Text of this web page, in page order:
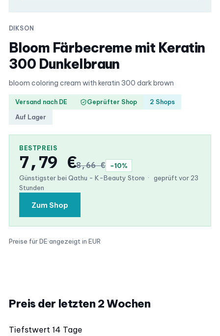
DIKSON
Bloom Färbecreme mit Keratin
300 Dunkelbraun
bloom coloring cream with keratin 300 dark brown
Versand nach DE Geprüfter Shop
2 Shops
Auf Lager
BESTPREIS
7,79 €8,66 €
−10%
Günstigster bei Qathu - K-Beauty Store ·
geprüft vor 23
Stunden
Zum Shop
Preise für DE·angezeigt in EUR
Preis der letzten 2 Wochen
Tiefstwert 14 Tage